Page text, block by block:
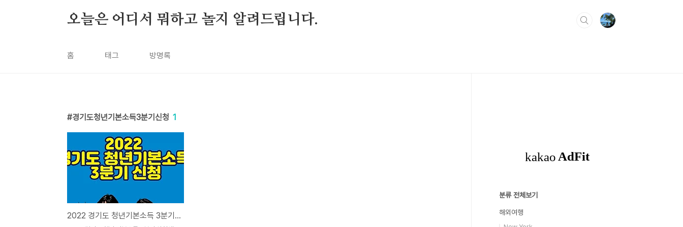
오늘은 어디서 뭐하고 놀지 알려드립니다.
홈 태그 방명록
경기도청년기본소득3분기신청 1
2022 경기도 청년기본소득 3분기 신청 바로가기
분류 전체보기
해외여행